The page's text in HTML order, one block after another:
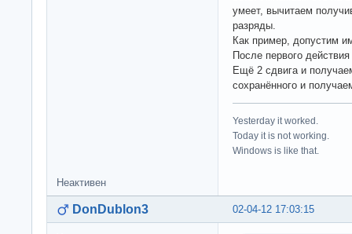
умеет, вычитаем
разряды.
Как пример, допустим
После первого
Ещё 2 сдвига и
сохранённого и
Yesterday it worked.
Today it is not working.
Windows is like that.
Неактивен
02-04-12 17:03:15
DonDublon3